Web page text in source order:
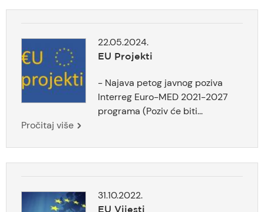
22.05.2024.
EU Projekti
- Najava petog javnog poziva
Interreg Euro-MED 2021-2027
programa (Poziv će biti...
Pročitaj više
31.10.2022.
EU Vijesti